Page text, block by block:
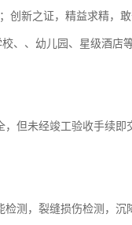
创新之证，精益求精，
、、幼儿园、星级酒店
但未经竣工验收手续
测，裂缝损伤检测，